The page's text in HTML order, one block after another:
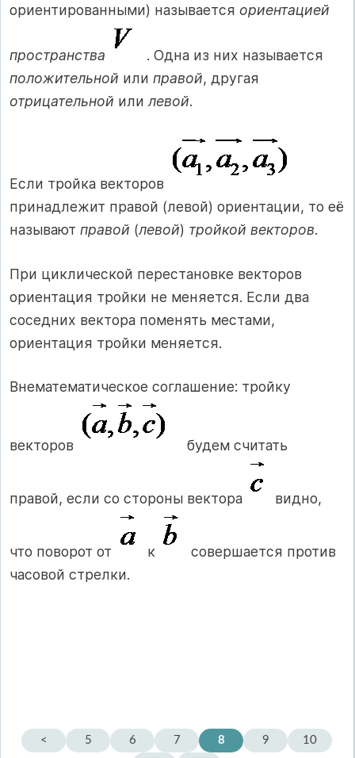
ориентированными) называется ориентацией
пространства
. Одна из них называется
положительной или правой, другая
отрицательной или левой.
Если тройка векторов
принадлежит правой (левой) ориентации, то её
называют правой (левой) тройкой векторов.
При циклической перестановке векторов
ориентация тройки не меняется. Если два
соседних вектора поменять местами,
ориентация тройки меняется.
Внематематическое соглашение: тройку
векторов будем считать
правой, если со стороны вектора видно,
что поворот от к
совершается против
часовой стрелки.
< 5 6 7 8 9 10